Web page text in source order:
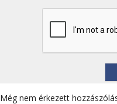
Még nem érkezett